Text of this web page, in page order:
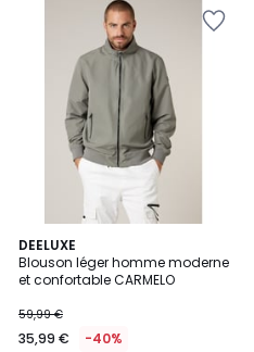
DEELUXE
Blouson léger homme moderne
et confortable CARMELO
59,99 €
35,99 € -40%
2
Couleurs